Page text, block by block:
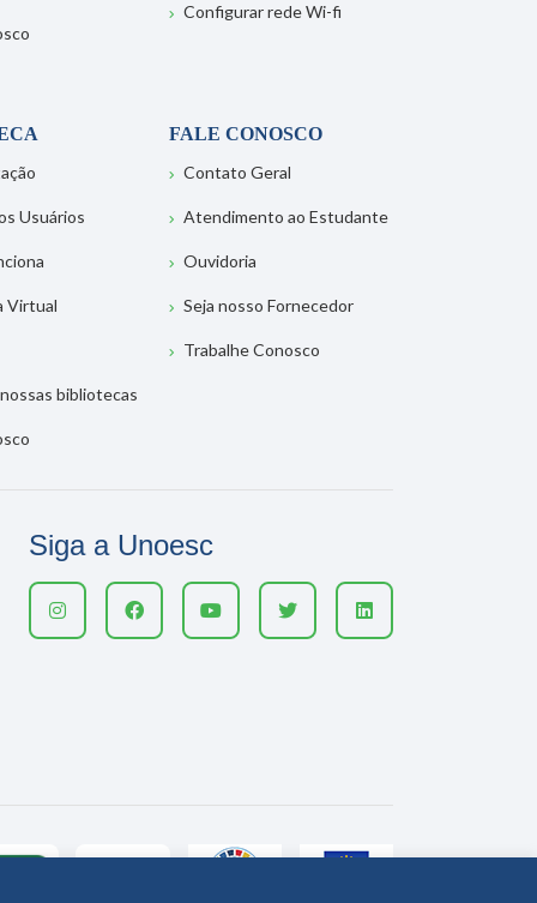
Configurar rede Wi-fi
Usuários
Virtual
bibliotecas
FALE CONOSCO
Contato Geral
Atendimento ao Estudante
Ouvidoria
Seja nosso Fornecedor
Trabalhe Conosco
Siga a Unoesc